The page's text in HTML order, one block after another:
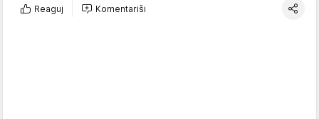
Reaguj Komentariši